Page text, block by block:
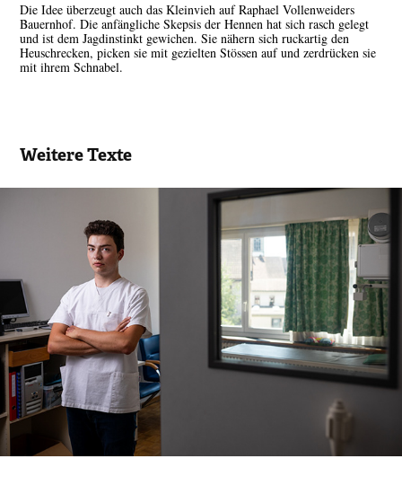
Die Idee überzeugt auch das Kleinvieh auf Raphael Vollenweiders
Bauernhof. Die anfängliche Skepsis der Hennen hat sich rasch gelegt
und ist dem Jagdinstinkt gewichen. Sie nähern sich ruckartig den
Heuschrecken, picken sie mit gezielten Stössen auf und zerdrücken sie
mit ihrem Schnabel.
Weitere Texte